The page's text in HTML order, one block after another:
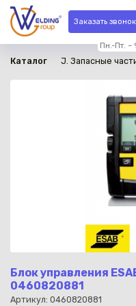
Заказать звонок
Пн.-Пт. –
Каталог J. Запасные
Блок управления
0460820881
Артикул: 0460820881
в наличии